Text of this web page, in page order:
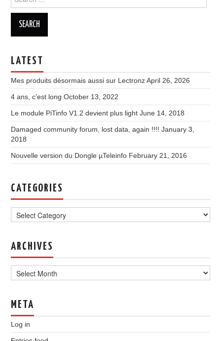
for:
LATEST
Mes produits désormais aussi sur Lectronz April 26, 2026
4 ans, c’est long October 13, 2022
Le module PiTinfo V1.2 devient plus light June 14, 2018
Damaged community forum, lost data, again !!!! January 3,
2018
Nouvelle version du Dongle µTeleinfo February 21, 2016
CATEGORIES
ARCHIVES
META
Log in